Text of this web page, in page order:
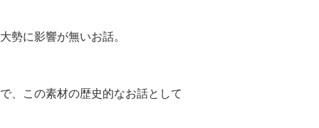
大勢に影響が無いお話。
で、この素材の歴史的なお話として